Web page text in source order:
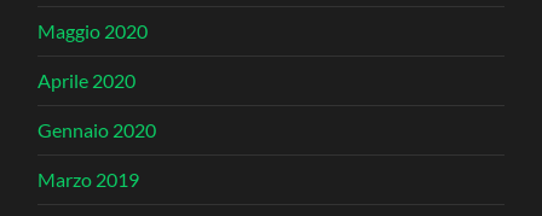
Maggio 2020
Aprile 2020
Gennaio 2020
Marzo 2019